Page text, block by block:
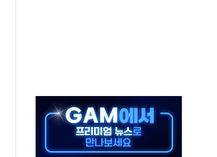
행정명령 서명…출생시민권 제한 재시동
군수품 부족설 일축 "막대한 무기 보유"
방 합의 막바지.."美와 직접 협상 없어"
·기자회견·주요 정당 - 8월 7일
청래·김민석 후보 - 8월 7일
정책 2차 점검회의…주택 공급 대책 막바지 조율